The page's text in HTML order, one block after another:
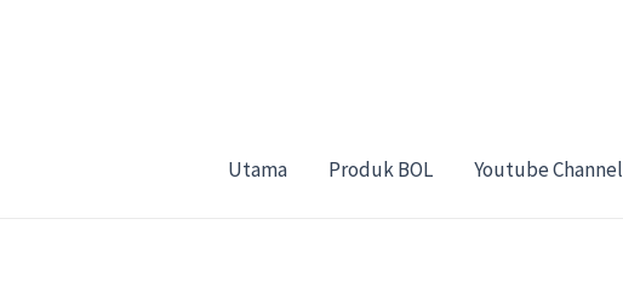
Utama Produk BOL Youtube Channel